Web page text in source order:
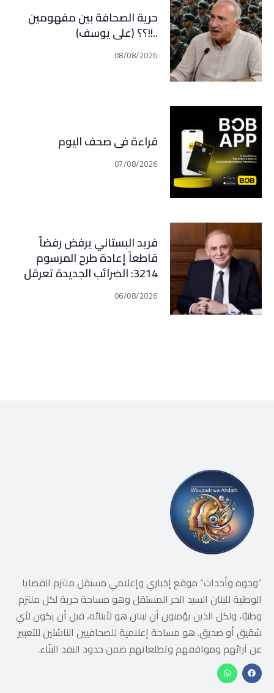
حرية الصحافة بين مفهومين
..!!؟؟ (علي يوسف)
08/08/2026
قراءة في صحف اليوم
07/08/2026
فريد البستاني يرفض رفضاً
قاطعاً إعادة طرح المرسوم
3214: الضرائب الجديدة تعرقل
التعافي الاقتصادي وتناقض
مبدأ الشراكة
06/08/2026
“وجوه وأحداث” موقع إخباري وإعلامي مستقل ملتزم القضايا
الوطنية للبنان السيد الحر المستقل وهو مساحة حرية لكل ملتزم
وطنيًا، ولكل الذين يؤمنون أن لبنان هو لأبنائه، قبل أن يكون لأي
شقيق أو صديق. هو مساحة إعلامية للصحافيين الناشئين للتعبير
عن آرائهم ومواقفهم وتطلعاتهم ضمن حدود النقد البنّاء.